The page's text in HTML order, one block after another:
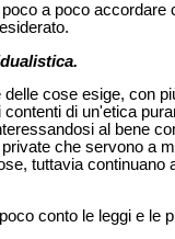
a poco
cose esige, con
di un'etica
al bene
che servono a
tuttavia
conto le leggi e le